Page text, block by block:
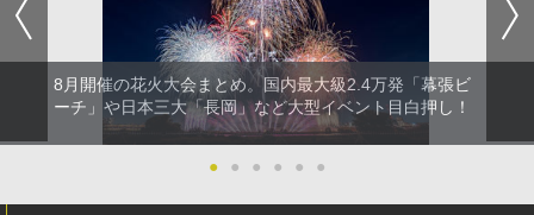
ポインターライト 強力 小型 緑色/赤色/青紫色
USB充電式 高精度 超長距離照射 長時間使用
可能 安全ロック付き 高安全性 金属製耐久 コ
ンパクト多機能設計 持ち運び便利 アウトド
ア/オフィス/教育現場/展示会用 緑
￥1,180
8月開催の花火大会まとめ。国内最大級2.4万発「幕張ビ
ーチ」や日本三大「長岡」など大型イベント目白押し！
● ● ● ● ● ●